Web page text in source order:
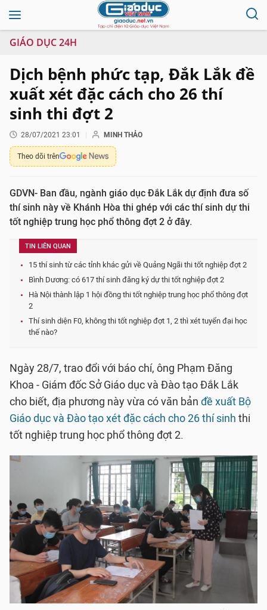
GIÁO DỤC 24H
Dịch bệnh phức tạp, Đắk Lắk đề
xuất xét đặc cách cho 26 thí
sinh thi đợt 2
28/07/2021 23:01 MINH THẢO
Theo dõi trên
GDVN- Ban đầu, ngành giáo dục Đắk Lắk dự định đưa số
thí sinh này về Khánh Hòa thi ghép với các thí sinh dự thi
tốt nghiệp trung học phổ thông đợt 2 ở đây.
TIN LIÊN QUAN
15 thí sinh từ các tỉnh khác gửi về Quảng Ngãi thi tốt nghiệp đợt 2
Bình Dương: có 617 thí sinh đăng ký dự thi tốt nghiệp đợt 2
Hà Nội thành lập 1 hội đồng thi tốt nghiệp trung học phổ thông đợt
2
Thí sinh diện F0, không thi tốt nghiệp đợt 1, 2 thì xét tuyển đại học
thế nào?
Ngày 28/7, trao đổi với báo chí, ông Phạm Đăng
Khoa - Giám đốc Sở Giáo dục và Đào tạo Đắk Lắk
cho biết, địa phương này vừa có văn bản đề xuất Bộ
Giáo dục và Đào tạo xét đặc cách cho 26 thí sinh thi
tốt nghiệp trung học phổ thông đợt 2.